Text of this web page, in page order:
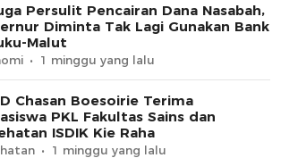
Persulit Pencairan Dana Nasabah,
Diminta Tak Lagi Gunakan Bank
Malut
1 minggu yang lalu
Chasan Boesoirie Terima
PKL Fakultas Sains dan
ISDIK Kie Raha
1 minggu yang lalu